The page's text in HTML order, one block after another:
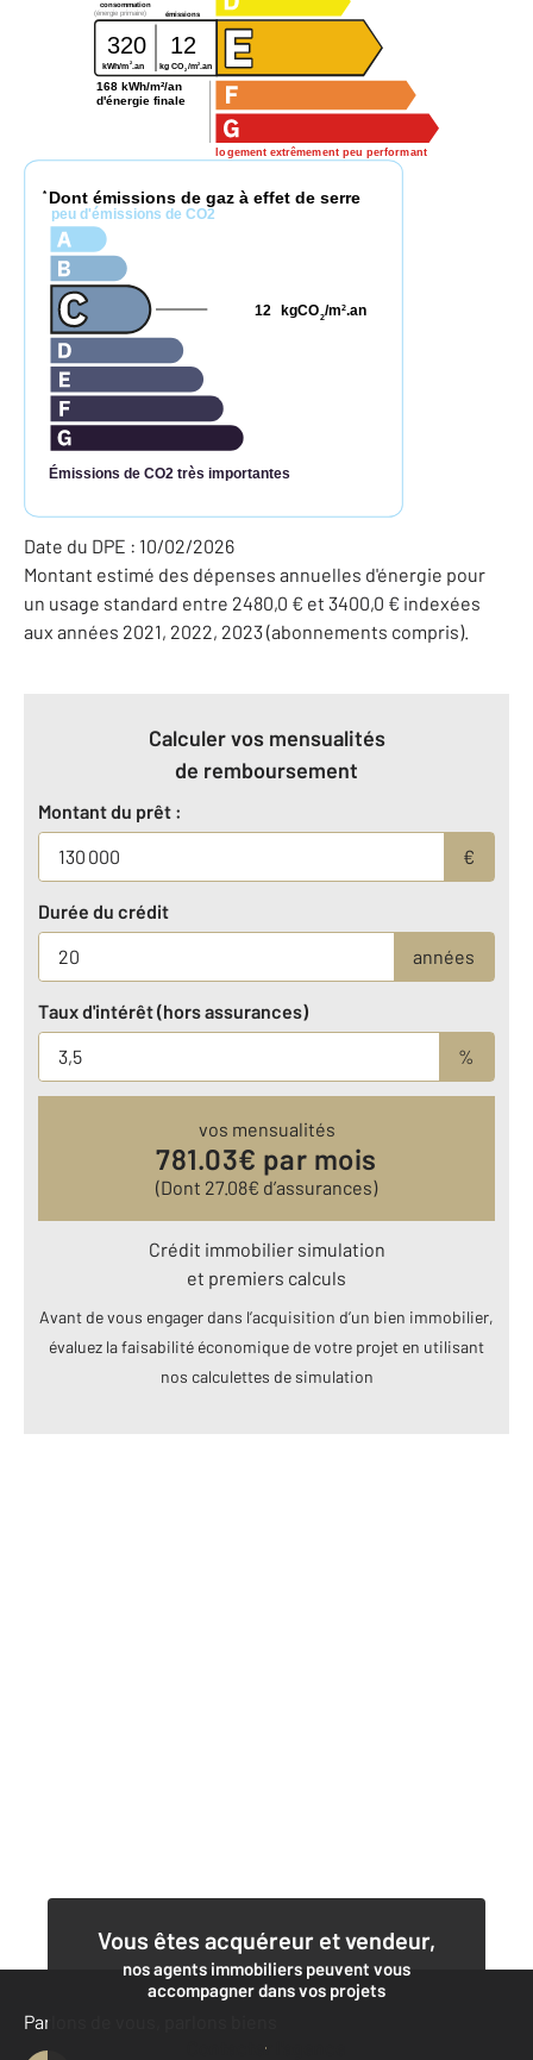
logement extrêmement peu performant
consommation
émissions
(énergie primaire)
320 12
kWh/m2.an kg CO2/m2 .an
168 kWh/m²/an
d'énergie finale
* Dont émissions de gaz à effet de serre
peu d'émissions de CO2
Émissions de CO2 très importantes
kgCO2/m2.an
12
Date du DPE : 10/02/2026
Montant estimé des dépenses annuelles d'énergie pour
un usage standard entre 2480,0 € et 3400,0 € indexées
aux années 2021, 2022, 2023 (abonnements compris).
Calculer vos mensualités
de remboursement
Montant du prêt :
€
Durée du crédit
années
Taux d'intérêt (hors assurances)
%
vos mensualités
781.03€ par mois
(Dont 27.08€ d’assurances)
Crédit immobilier simulation
et premiers calculs
Avant de vous engager dans l’acquisition d’un bien immobilier,
évaluez la faisabilité économique de votre projet en utilisant
nos calculettes de simulation
Vous êtes acquéreur et vendeur,
nos agents immobiliers peuvent vous
accompagner dans vos projets
Contacter l'agence
Parlons de vous, parlons biens